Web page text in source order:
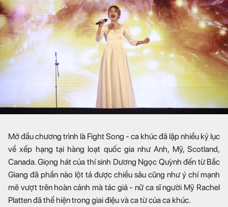
Mở đầu chương trình là Fight Song - ca khúc đã lập nhiều kỷ lục
về xếp hạng tại hàng loạt quốc gia như Anh, Mỹ, Scotland,
Canada. Giọng hát của thí sinh Dương Ngọc Quỳnh đến từ Bắc
Giang đã phần nào lột tả được chiều sâu cũng như ý chí mạnh
mẽ vượt trên hoàn cảnh mà tác giả - nữ ca sĩ người Mỹ Rachel
Platten đã thể hiện trong giai điệu và ca từ của ca khúc.